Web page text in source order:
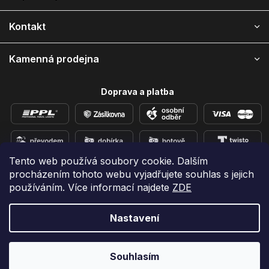
Tento web používá soubory cookie. Dalším
procházením tohoto webu vyjadřujete souhlas s jejich
používáním. Více informací najdete ZDE
Nastavení
Souhlasím
Kontakt
Kamenná prodejna
Doprava a platba
Přidejte se k nám na sítích
Vytvořil Shoptet
e-shop iPhoneLab.cz